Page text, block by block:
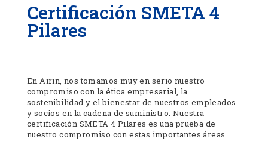
Certificación SMETA 4
Pilares
En Airin, nos tomamos muy en serio nuestro
compromiso con la ética empresarial, la
sostenibilidad y el bienestar de nuestros empleados
y socios en la cadena de suministro. Nuestra
certificación SMETA 4 Pilares es una prueba de
nuestro compromiso con estas importantes áreas.